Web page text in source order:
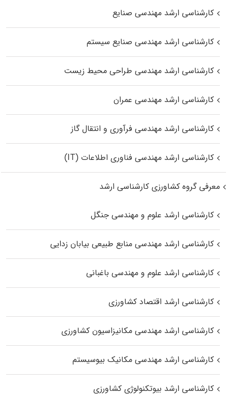
کارشناسی ارشد مهندسی صنایع
کارشناسی ارشد مهندسی صنایع سیستم
کارشناسی ارشد مهندسی طراحی محیط زیست
کارشناسی ارشد مهندسی عمران
کارشناسی ارشد مهندسی فرآوری و انتقال گاز
کارشناسی ارشد مهندسی فناوری اطلاعات (IT)
معرفی گروه کشاورزی کارشناسی ارشد
کارشناسی ارشد علوم و مهندسی جنگل
کارشناسی ارشد مهندسی منابع طبیعی بیابان زدایی
کارشناسی ارشد علوم و مهندسی باغبانی
کارشناسی ارشد اقتصاد کشاورزی
کارشناسی ارشد مهندسی مکانیزاسیون کشاورزی
کارشناسی ارشد مهندسی مکانیک بیوسیستم
کارشناسی ارشد بیوتکنولوژی کشاورزی